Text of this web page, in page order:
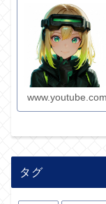
www.youtube.com
タグ